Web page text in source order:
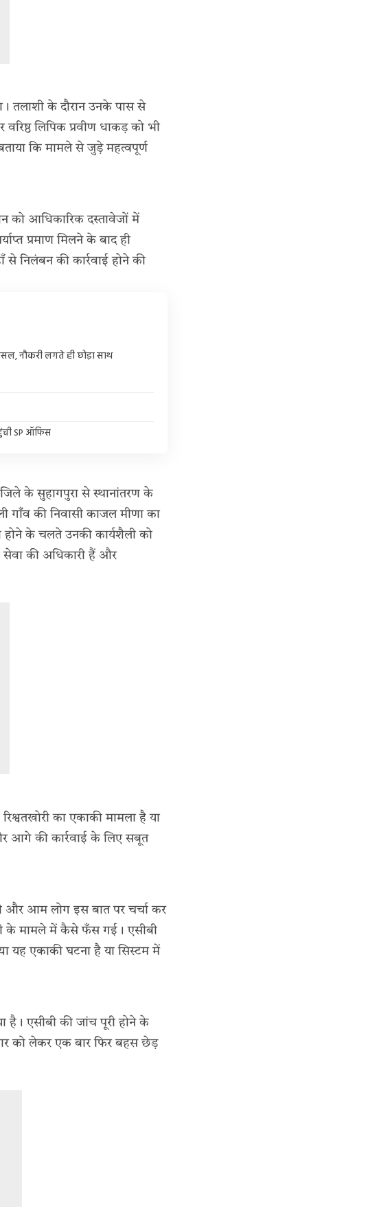
तलाशी के दौरान उनके पास से
लिपिक प्रवीण धाकड़ को भी
कि मामले से जुड़े महत्वपूर्ण
को आधिकारिक दस्तावेजों में
प्रमाण मिलने के बाद ही
से निलंबन की कार्रवाई होने की
नौकरी लगते ही छोड़ा साथ
SP ऑफिस
के सुहागपुरा से स्थानांतरण के
गाँव की निवासी काजल मीणा का
होने के चलते उनकी कार्यशैली को
सेवा की अधिकारी हैं और
का एकाकी मामला है या
आगे की कार्रवाई के लिए सबूत
और आम लोग इस बात पर चर्चा कर
के मामले में कैसे फँस गई। एसीबी
यह एकाकी घटना है या सिस्टम में
है। एसीबी की जांच पूरी होने के
को लेकर एक बार फिर बहस छेड़